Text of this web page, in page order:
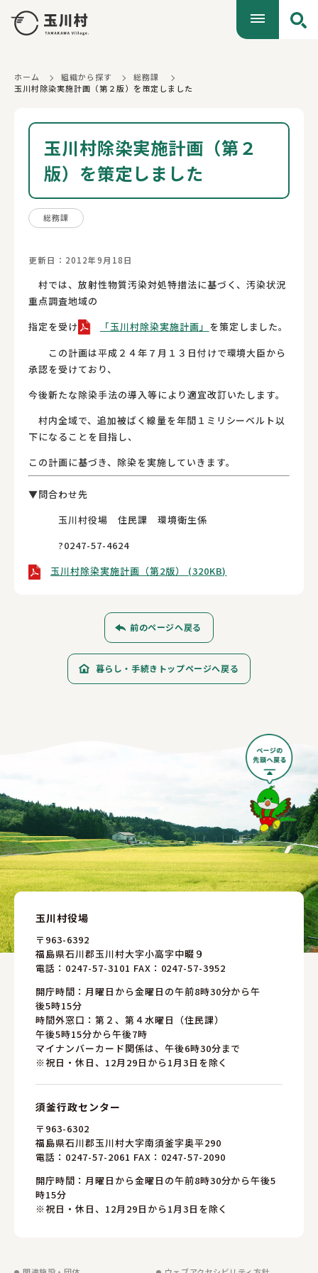
ホーム 組織から探す
総務課
玉川村除染実施計画（第２版）を策定しました
玉川村除染実施計画（第２
版）を策定しました
総務課
更新日：2012年9月18日
村では、放射性物質汚染対処特措法に基づく、汚染状況
重点調査地域の
指定を受け
「玉川村除染実施計画」 を策定しました。
この計画は平成２４年７月１３日付けで環境大臣から
承認を受けており、
今後新たな除染手法の導入等により適宜改訂いたします。
村内全域で、追加被ばく線量を年間１ミリシーベルト以
下になることを目指し、
この計画に基づき、除染を実施していきます。
▼問合わせ先
玉川村役場 住民課 環境衛生係
?0247-57-4624
玉川村除染実施計画（第2版） (320KB)
前のページへ戻る
暮らし・手続きトップページへ戻る
玉川村役場
〒963-6392
福島県石川郡玉川村大字小高字中畷９
電話： 0247-57-3101 FAX：0247-57-3952
開庁時間：月曜日から金曜日の午前8時30分から午
後5時15分
時間外窓口：第２、第４水曜日（住民課）
午後5時15分から午後7時
マイナンバーカード関係は、午後6時30分まで
※祝日・休日、12月29日から1月3日を除く
須釜行政センター
〒963-6302
福島県石川郡玉川村大字南須釜字奥平290
電話： 0247-57-2061 FAX：0247-57-2090
開庁時間：月曜日から金曜日の午前8時30分から午後5
時15分
※祝日・休日、12月29日から1月3日を除く